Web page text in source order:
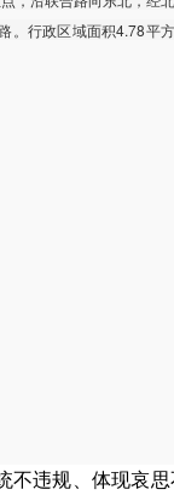
。行政区域面积4.78平
不违规、体现哀思